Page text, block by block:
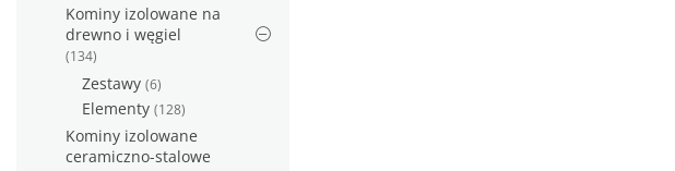
Kominy izolowane na
drewno i węgiel
(134)
Zestawy (6)
Elementy (128)
Kominy izolowane
ceramiczno-stalowe